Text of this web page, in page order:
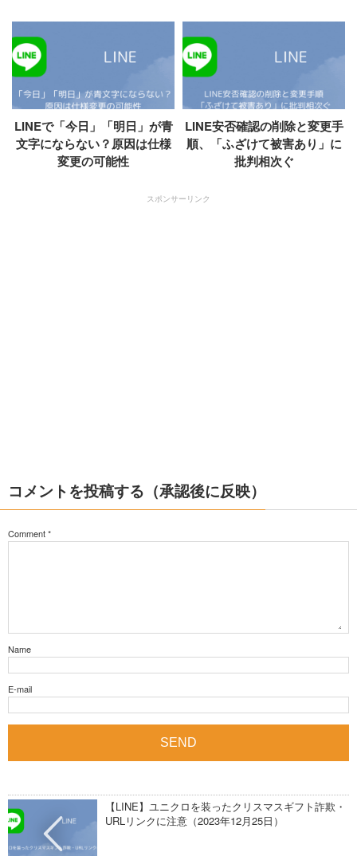
LINEで「今日」「明日」が青
文字にならない？原因は仕様
変更の可能性
LINE安否確認の削除と変更手
順、「ふざけて被害あり」に
批判相次ぐ
スポンサーリンク
コメントを投稿する（承認後に反映）
Comment*
Name
E-mail
【LINE】ユニクロを装ったクリスマスギフト詐欺・
URLリンクに注意（2023年12月25日）